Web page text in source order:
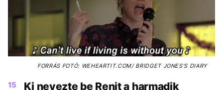
FORRÁS FOTÓ: WEHEARTIT.COM/ BRIDGET JONES'S DIARY
15 Ki nevezte be Renit a harmadik